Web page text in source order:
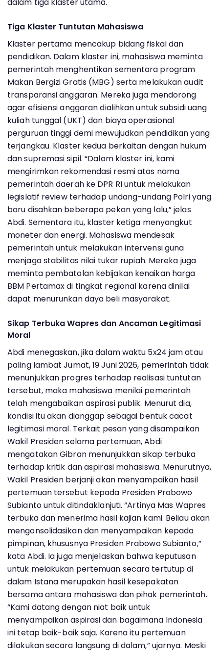
Tiga Klaster Tuntutan Mahasiswa
Klaster pertama mencakup bidang fiskal dan
pendidikan. Dalam klaster ini, mahasiswa meminta
pemerintah menghentikan sementara program
Makan Bergizi Gratis (MBG) serta melakukan audit
transparansi anggaran. Mereka juga mendorong
agar efisiensi anggaran dialihkan untuk subsidi uang
kuliah tunggal (UKT) dan biaya operasional
perguruan tinggi demi mewujudkan pendidikan yang
terjangkau. Klaster kedua berkaitan dengan hukum
dan supremasi sipil. “Dalam klaster ini, kami
mengirimkan rekomendasi resmi atas nama
pemerintah daerah ke DPR RI untuk melakukan
legislatif review terhadap undang-undang Polri yang
baru disahkan beberapa pekan yang lalu,” jelas
Abdi. Sementara itu, klaster ketiga menyangkut
moneter dan energi. Mahasiswa mendesak
pemerintah untuk melakukan intervensi guna
menjaga stabilitas nilai tukar rupiah. Mereka juga
meminta pembatalan kebijakan kenaikan harga
BBM Pertamax di tingkat regional karena dinilai
dapat menurunkan daya beli masyarakat.
Sikap Terbuka Wapres dan Ancaman Legitimasi
Moral
Abdi menegaskan, jika dalam waktu 5x24 jam atau
paling lambat Jumat, 19 Juni 2026, pemerintah tidak
menunjukkan progres terhadap realisasi tuntutan
tersebut, maka mahasiswa menilai pemerintah
telah mengabaikan aspirasi publik. Menurut dia,
kondisi itu akan dianggap sebagai bentuk cacat
legitimasi moral. Terkait pesan yang disampaikan
Wakil Presiden selama pertemuan, Abdi
mengatakan Gibran menunjukkan sikap terbuka
terhadap kritik dan aspirasi mahasiswa. Menurutnya,
Wakil Presiden berjanji akan menyampaikan hasil
pertemuan tersebut kepada Presiden Prabowo
Subianto untuk ditindaklanjuti. “Artinya Mas Wapres
terbuka dan menerima hasil kajian kami. Beliau akan
mengonsolidasikan dan menyampaikan kepada
pimpinan, khususnya Presiden Prabowo Subianto,”
kata Abdi. Ia juga menjelaskan bahwa keputusan
untuk melakukan pertemuan secara tertutup di
dalam Istana merupakan hasil kesepakatan
bersama antara mahasiswa dan pihak pemerintah.
“Kami datang dengan niat baik untuk
menyampaikan aspirasi dan bagaimana Indonesia
ini tetap baik-baik saja. Karena itu pertemuan
dilakukan secara langsung di dalam,” ujarnya. Meski